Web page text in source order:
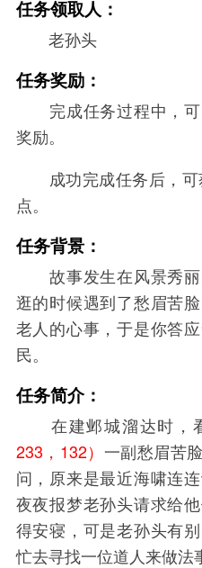
任务领取人：
老孙头
任务奖励：
完成任务过程中，可
奖励。
成功完成任务后，可
点。
任务背景：
故事发生在风景秀丽
逛的时候遇到了愁眉苦
老人的心事，于是你答
民。
任务简介：
在建邺城溜达时，
233，132） 一副愁眉苦
问，原来是最近海啸连
夜夜报梦老孙头请求给
得安寝，可是老孙头有
忙去寻找一位道人来做法